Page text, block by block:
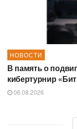
НОВОСТИ
В память о
кибертурнир
06.08.2026